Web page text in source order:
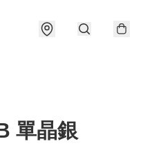
單晶銀